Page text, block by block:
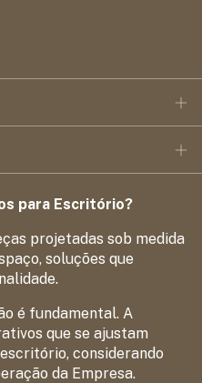
para Escritório?
projetadas sob medida
soluções que
é fundamental. A
que se ajustam
considerando
da Empresa.